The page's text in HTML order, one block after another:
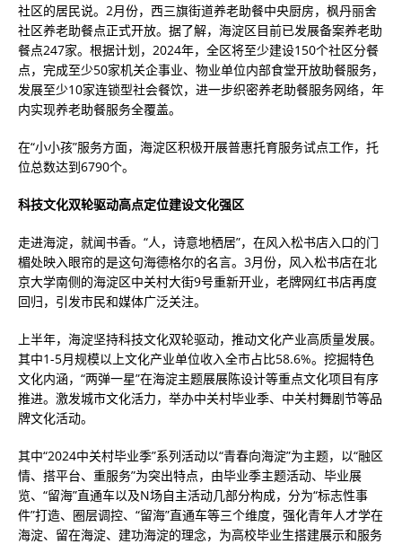
社区的居民说。2月份，西三旗街道养老助餐中央厨房，枫丹丽舍
社区养老助餐点正式开放。据了解，海淀区目前已发展备案养老助
餐点247家。根据计划，2024年，全区将至少建设150个社区分餐
点，完成至少50家机关企事业、物业单位内部食堂开放助餐服务，
发展至少10家连锁型社会餐饮，进一步织密养老助餐服务网络，年
内实现养老助餐服务全覆盖。
在“小小孩”服务方面，海淀区积极开展普惠托育服务试点工作，托
位总数达到6790个。
科技文化双轮驱动高点定位建设文化强区
走进海淀，就闻书香。“人，诗意地栖居”，在风入松书店入口的门
楣处映入眼帘的是这句海德格尔的名言。3月份，风入松书店在北
京大学南侧的海淀区中关村大街9号重新开业，老牌网红书店再度
回归，引发市民和媒体广泛关注。
上半年，海淀坚持科技文化双轮驱动，推动文化产业高质量发展。
其中1-5月规模以上文化产业单位收入全市占比58.6%。挖掘特色
文化内涵，“两弹一星”在海淀主题展展陈设计等重点文化项目有序
推进。激发城市文化活力，举办中关村毕业季、中关村舞剧节等品
牌文化活动。
其中“2024中关村毕业季”系列活动以“青春向海淀”为主题，以“融区
情、搭平台、重服务”为突出特点，由毕业季主题活动、毕业展
览、“留海”直通车以及N场自主活动几部分构成，分为“标志性事
件”打造、圈层调控、“留海”直通车等三个维度，强化青年人才学在
海淀、留在海淀、建功海淀的理念，为高校毕业生搭建展示和服务